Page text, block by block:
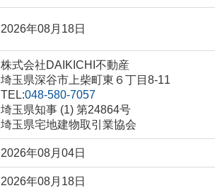
2026年08月18日
株式会社DAIKICHI不動産
埼玉県深谷市上柴町東６丁目8-11
TEL:048-580-7057
埼玉県知事 (1) 第24864号
埼玉県宅地建物取引業協会
2026年08月04日
2026年08月18日